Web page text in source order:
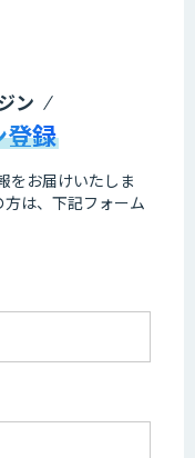
ン
登録
をお届けいたしま
は、下記フォーム